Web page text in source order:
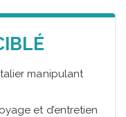
manipulant
et d’entretien